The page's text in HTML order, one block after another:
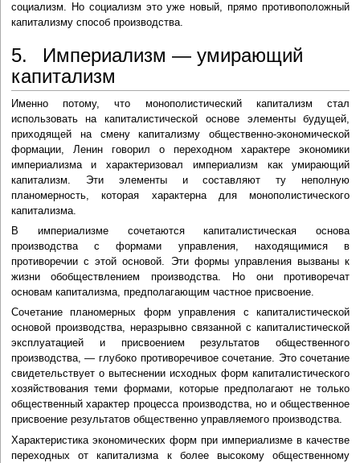
социализм. Но социализм это уже новый, прямо противоположный
капитализму способ производства.
5. Империализм — умирающий
капитализм
Именно потому, что монополистический капитализм стал
использовать на капиталистической основе элементы будущей,
приходящей на смену капитализму общественно-экономической
формации, Ленин говорил о переходном характере экономики
империализма и характеризовал империализм как умирающий
капитализм. Эти элементы и составляют ту неполную
планомерность, которая характерна для монополистического
капитализма.
В империализме сочетаются капиталистическая основа
производства с формами управления, находящимися в
противоречии с этой основой. Эти формы управления вызваны к
жизни обобществлением производства. Но они противоречат
основам капитализма, предполагающим частное присвоение.
Сочетание планомерных форм управления с капиталистической
основой производства, неразрывно связанной с капиталистической
эксплуатацией и присвоением результатов общественного
производства, — глубоко противоречивое сочетание. Это сочетание
свидетельствует о вытеснении исходных форм капиталистического
хозяйствования теми формами, которые предполагают не только
общественный характер процесса производства, но и общественное
присвоение результатов общественно управляемого производства.
Характеристика экономических форм при империализме в качестве
переходных от капитализма к более высокому общественному